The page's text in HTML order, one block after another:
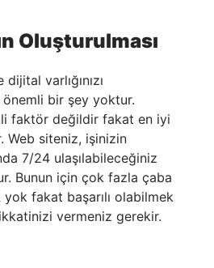
Oluşturulması
varlığınızı
bir şey yoktur.
faktör değildir fakat en iyi
Web siteniz, işinizin
7/24 ulaşılabileceğiniz
Bunun için çok fazla çaba
fakat başarılı olabilmek
vermeniz gerekir.